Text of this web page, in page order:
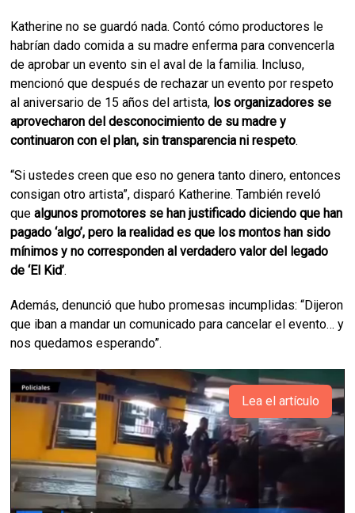
Katherine no se guardó nada. Contó cómo productores le
habrían dado comida a su madre enferma para convencerla
de aprobar un evento sin el aval de la familia. Incluso,
mencionó que después de rechazar un evento por respeto
al aniversario de 15 años del artista, los organizadores se
aprovecharon del desconocimiento de su madre y
continuaron con el plan, sin transparencia ni respeto.
“Si ustedes creen que eso no genera tanto dinero, entonces
consigan otro artista”, disparó Katherine. También reveló
quealgunos promotores se han justificado diciendo que han
pagado ‘algo’, pero la realidad es que los montos han sido
mínimos y no corresponden al verdadero valor del legado
de ‘El Kid’.
Además, denunció que hubo promesas incumplidas: “Dijeron
que iban a mandar un comunicado para cancelar el evento… y
nos quedamos esperando”.
Lea el artículo